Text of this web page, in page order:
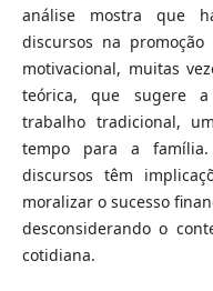
análise mostra que
discursos na
motivacional, muitas
teórica, que sugere
trabalho tradicional,
tempo para a
discursos têm
moralizar o sucesso
desconsiderando o
cotidiana.